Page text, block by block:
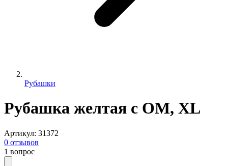
Рубашки
Рубашка желтая с ОМ, XL
Артикул: 31372
0 отзывов
1 вопрос